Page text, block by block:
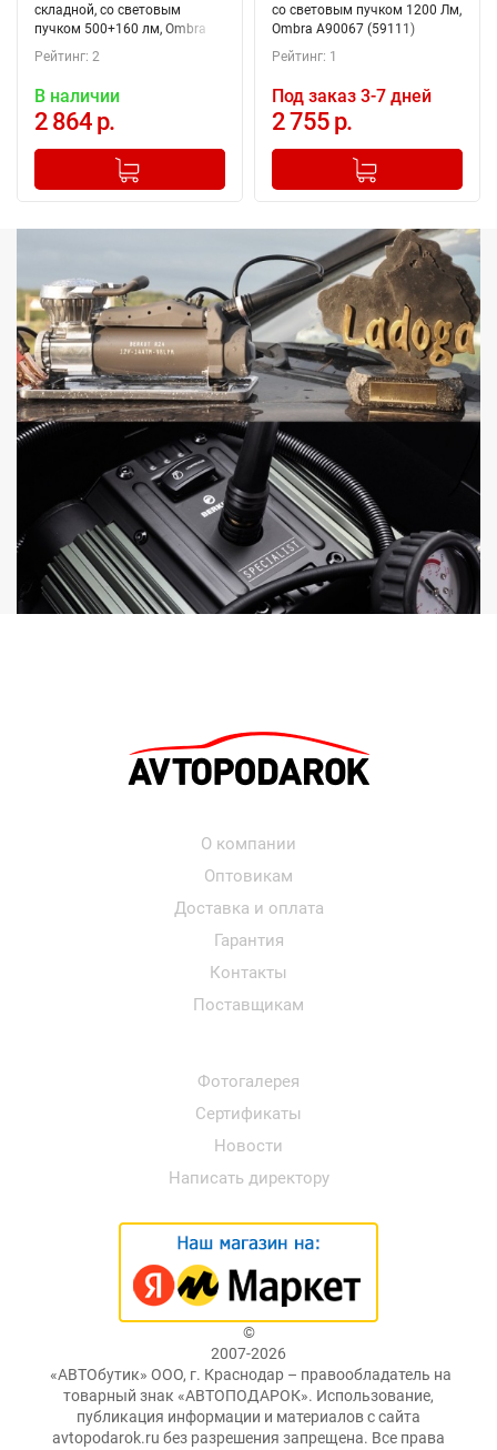
складной, со световым
пучком 500+160 лм, Ombra
A90068 (59112)
Рейтинг: 2
В наличии
2 864 р.
+
Добавлено в корзину
со световым пучком 1200 Лм,
Ombra A90067 (59111)
Рейтинг: 1
Под заказ 3-7 дней
2 755 р.
+
Добавлено в корзину
О компании
Оптовикам
Доставка и оплата
Гарантия
Контакты
Поставщикам
Фотогалерея
Сертификаты
Новости
Написать директору
©
2007-2026
«АВТОбутик» ООО, г. Краснодар – правообладатель на
товарный знак «АВТОПОДАРОК». Использование,
публикация информации и материалов с сайта
avtopodarok.ru без разрешения запрещена. Все права